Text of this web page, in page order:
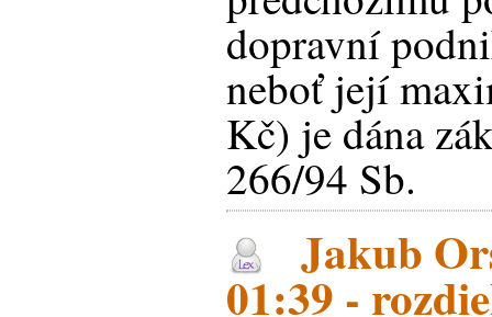
dopravní
neboť její
Kč) je dána
266/94 Sb.
Jakub
01:39 -